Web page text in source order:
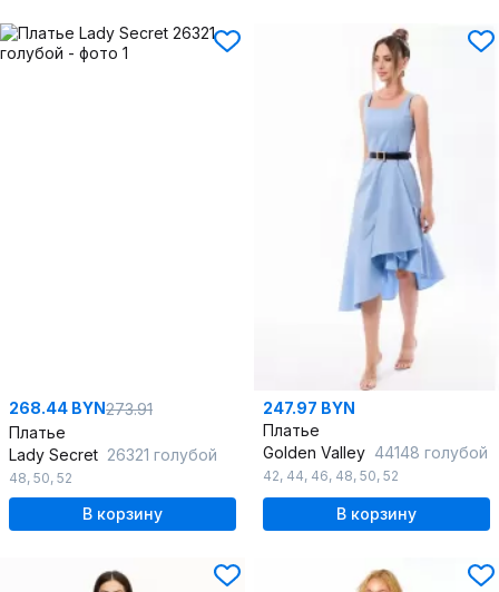
268.44 BYN273.91
Платье
Lady Secret 26321 голубой
48, 50, 52
В корзину
247.97 BYN
Платье
Golden Valley 44148 голубой
42, 44, 46, 48, 50, 52
В корзину